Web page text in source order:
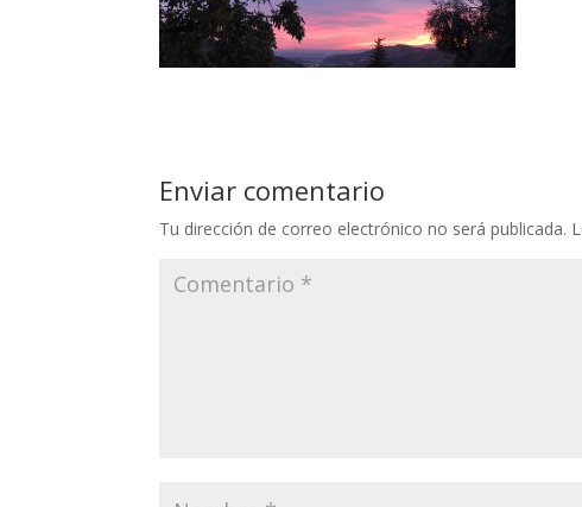
Enviar comentario
Tu dirección de correo electrónico no será publicada.